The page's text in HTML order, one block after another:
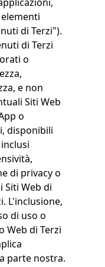
di Terzi").
di Terzi
o
e non
Siti Web
o
disponibili
di privacy o
Web di
L'inclusione,
di uso o
Web di Terzi
parte nostra.